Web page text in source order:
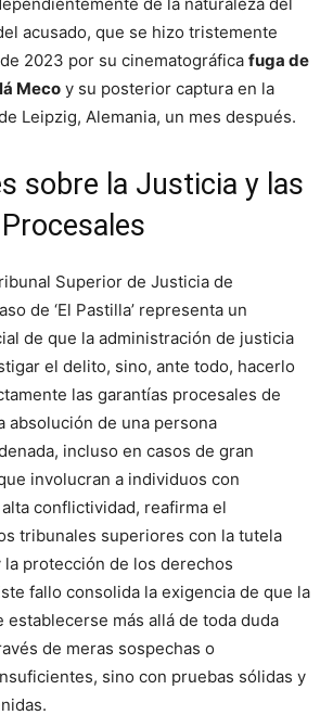
de la naturaleza del
acusado, que se hizo tristemente
2023 por su cinematográfica fuga de
Meco y su posterior captura en la
Leipzig, Alemania, un mes después.
sobre la Justicia y las
Superior de Justicia de
de ‘El Pastilla’ representa un
de que la administración de justicia
el delito, sino, ante todo, hacerlo
las garantías procesales de
absolución de una persona
incluso en casos de gran
involucran a individuos con
conflictividad, reafirma el
tribunales superiores con la tutela
protección de los derechos
fallo consolida la exigencia de que la
establecerse más allá de toda duda
de meras sospechas o
sino con pruebas sólidas y